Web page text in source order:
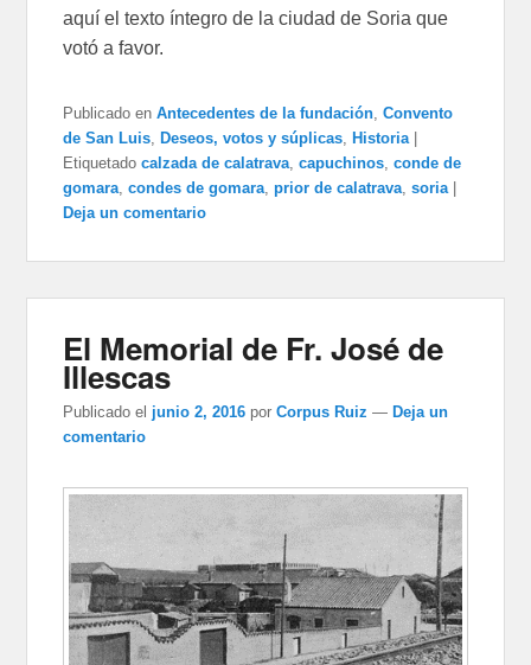
aquí el texto íntegro de la ciudad de Soria que
votó a favor.
Publicado en Antecedentes de la fundación ,Convento
de San Luis ,Deseos, votos y súplicas ,Historia |
Etiquetado calzada de calatrava ,capuchinos ,conde de
gomara ,condes de gomara ,prior de calatrava ,soria |
Deja un comentario
El Memorial de Fr. José de
Illescas
Publicado el junio 2, 2016 porCorpus Ruiz — Deja un
comentario